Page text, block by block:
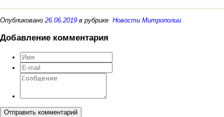
Опубликовано 26.06.2019 в рубрике Новости Митрополии
Добавление комментария
Отправить комментарий